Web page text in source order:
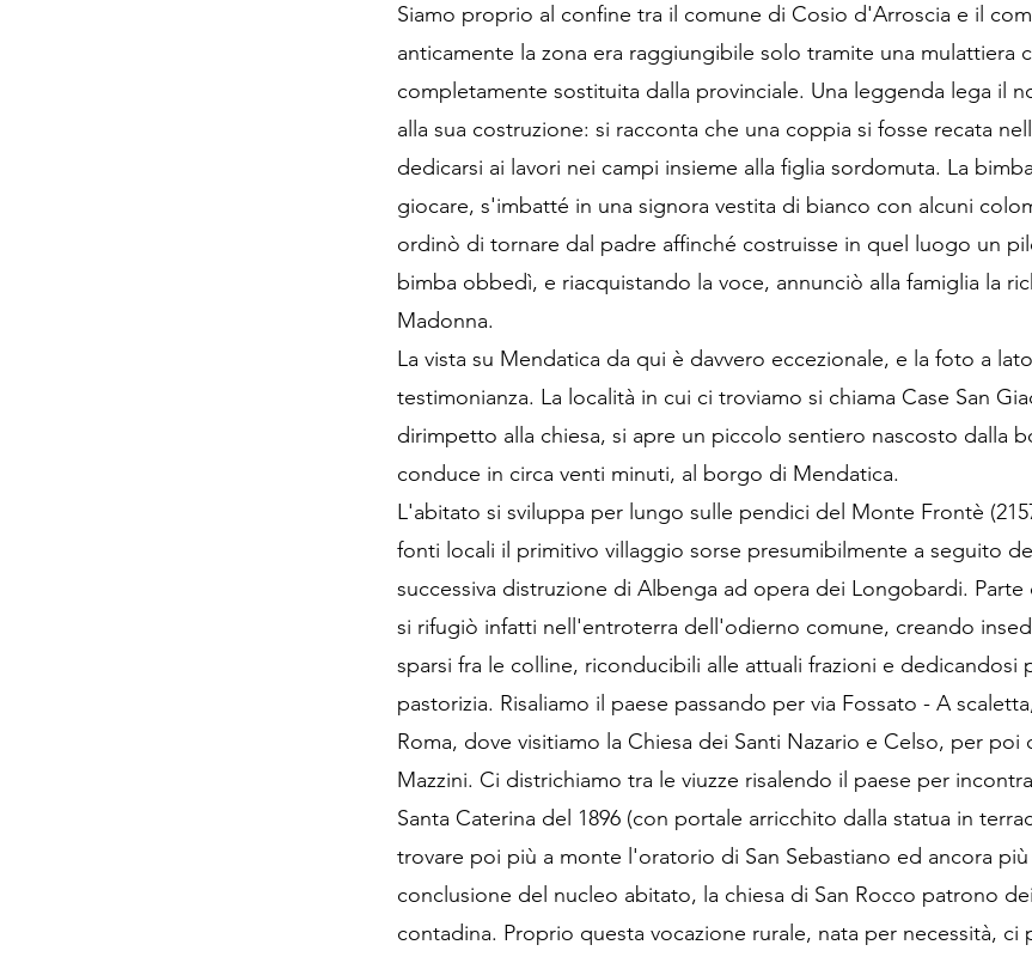
Siamo proprio al confine tra il comune di Cosio d'Arroscia e il
anticamente la zona era raggiungibile solo tramite una mulattiera
completamente sostituita dalla provinciale. Una leggenda lega il
alla sua costruzione: si racconta che una coppia si fosse recata
dedicarsi ai lavori nei campi insieme alla figlia sordomuta. La
giocare, s'imbatté in una signora vestita di bianco con alcuni
ordinò di tornare dal padre affinché costruisse in quel luogo un
bimba obbedì, e riacquistando la voce, annunciò alla famiglia la
Madonna.
La vista su Mendatica da qui è davvero eccezionale, e la foto a
testimonianza. La località in cui ci troviamo si chiama Case San
dirimpetto alla chiesa, si apre un piccolo sentiero nascosto dalla
conduce in circa venti minuti, al borgo di Mendatica.
L'abitato si sviluppa per lungo sulle pendici del Monte Frontè
fonti locali il primitivo villaggio sorse presumibilmente a seguito
successiva distruzione di Albenga ad opera dei Longobardi.
si rifugiò infatti nell'entroterra dell'odierno comune, creando
sparsi fra le colline, riconducibili alle attuali frazioni e dedicandosi
pastorizia. Risaliamo il paese passando per via Fossato - A
Roma, dove visitiamo la Chiesa dei Santi Nazario e Celso, per poi
Mazzini. Ci districhiamo tra le viuzze risalendo il paese per
Santa Caterina del 1896 (con portale arricchito dalla statua in
trovare poi più a monte l'oratorio di San Sebastiano ed ancora
conclusione del nucleo abitato, la chiesa di San Rocco patrono
contadina. Proprio questa vocazione rurale, nata per necessità, ci